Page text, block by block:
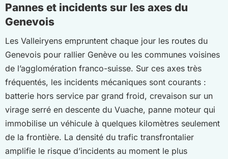
Pannes et incidents sur les axes du
Genevois
Les Valleiryens empruntent chaque jour les routes du
Genevois pour rallier Genève ou les communes voisines
de l’agglomération franco-suisse. Sur ces axes très
fréquentés, les incidents mécaniques sont courants :
batterie hors service par grand froid, crevaison sur un
virage serré en descente du Vuache, panne moteur qui
immobilise un véhicule à quelques kilomètres seulement
de la frontière. La densité du trafic transfrontalier
amplifie le risque d’incidents au moment le plus